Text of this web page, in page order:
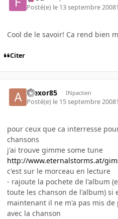
Posté(e) le 13 septembre 2008
Cool de le savoir! Ca rend bien
Citer
Alexor85 INpactien
Posté(e) le 15 septembre 2008
pour ceux que ca interresse
chansons
j'ai trouve gimme some tune
http://www.eternalstorms.at/
c'est sur le morceau en lecture
- rajoute la pochete de l'album
toute les chanson de l'album) si
maintenant il ne m'a pas mis
avec la chanson